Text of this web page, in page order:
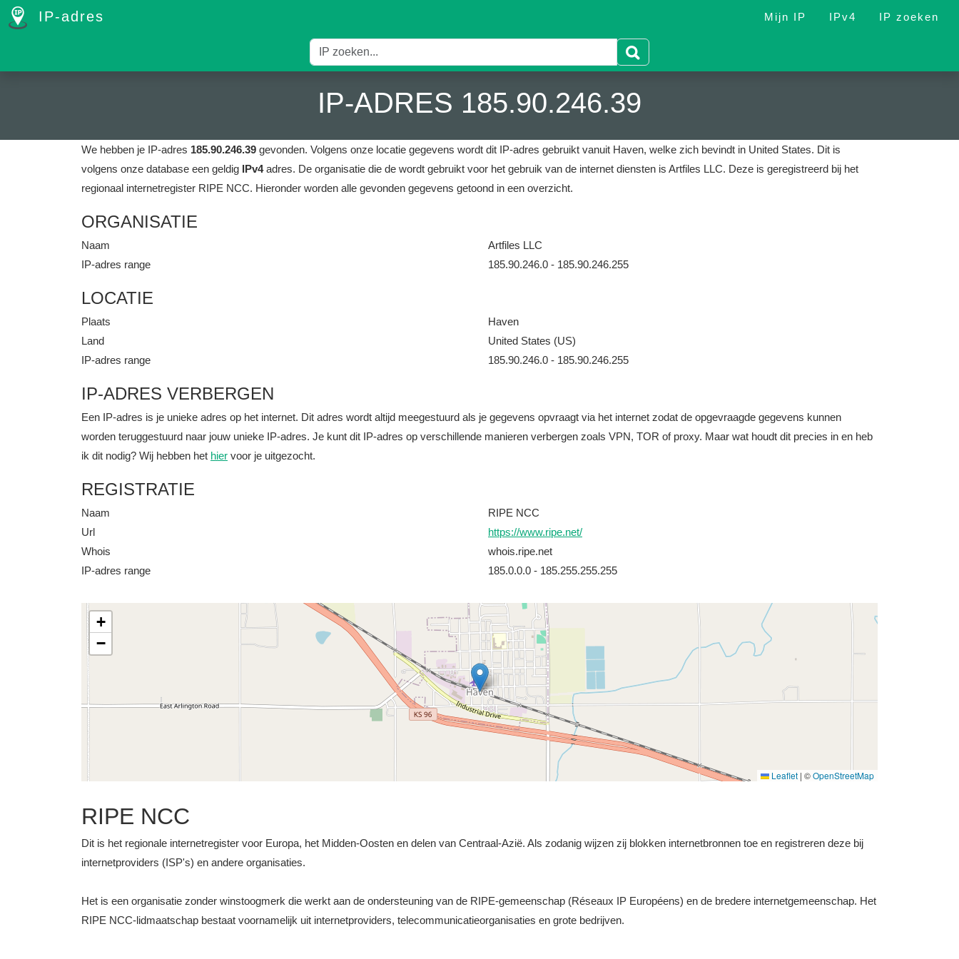
IP-adres Mijn IP IPv4 IP zoeken
IP-ADRES 185.90.246.39
We hebben je IP-adres 185.90.246.39 gevonden. Volgens onze locatie gegevens wordt dit IP-adres gebruikt vanuit Haven, welke zich bevindt in United States. Dit is
volgens onze database een geldig IPv4adres. De organisatie die de wordt gebruikt voor het gebruik van de internet diensten is Artfiles LLC. Deze is geregistreerd bij het
regionaal internetregister RIPE NCC. Hieronder worden alle gevonden gegevens getoond in een overzicht.
ORGANISATIE
Naam
Artfiles LLC
IP-adres range
185.90.246.0 - 185.90.246.255
LOCATIE
Plaats
Haven
Land
United States (US)
IP-adres range
185.90.246.0 - 185.90.246.255
IP-ADRES VERBERGEN
Een IP-adres is je unieke adres op het internet. Dit adres wordt altijd meegestuurd als je gegevens opvraagt via het internet zodat de opgevraagde gegevens kunnen
worden teruggestuurd naar jouw unieke IP-adres. Je kunt dit IP-adres op verschillende manieren verbergen zoals VPN, TOR of proxy. Maar wat houdt dit precies in en heb
ik dit nodig? Wij hebben het hier voor je uitgezocht.
REGISTRATIE
Naam
RIPE NCC
Url
https://www.ripe.net/
Whois
whois.ripe.net
IP-adres range
185.0.0.0 - 185.255.255.255
+
−
Leaflet | ©OpenStreetMap
RIPE NCC
Dit is het regionale internetregister voor Europa, het Midden-Oosten en delen van Centraal-Azië. Als zodanig wijzen zij blokken internetbronnen toe en registreren deze bij
internetproviders (ISP's) en andere organisaties.
Het is een organisatie zonder winstoogmerk die werkt aan de ondersteuning van de RIPE-gemeenschap (Réseaux IP Européens) en de bredere internetgemeenschap. Het
RIPE NCC-lidmaatschap bestaat voornamelijk uit internetproviders, telecommunicatieorganisaties en grote bedrijven.